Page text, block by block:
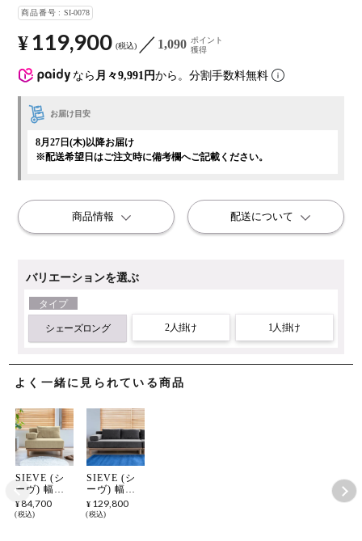
よく一緒に見られている商品
SIEVE (シ
ーヴ) 幅
88cm 片肘
ソファ 1人
¥ 84,700
税込
SIEVE (シ
ーヴ) 幅
152cm 片肘
ソファ 2人
¥ 129,800
税込
商品番号 SI-0078
なら 月々9,991円から。分割手数料無料
¥ 119,900 税込 1,090 ポイント
獲得
バリエーションを選ぶ
タイプ
シェーズロング 2人掛け 1人掛け
お届け目安
8月27日(木)以降お届け
※配送希望日はご注文時に備考欄へご記載ください。
商品情報 配送について